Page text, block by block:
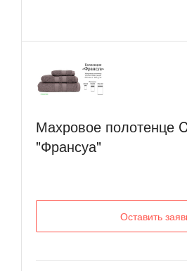
Махровое полотенце
"Франсуа"
Оставить